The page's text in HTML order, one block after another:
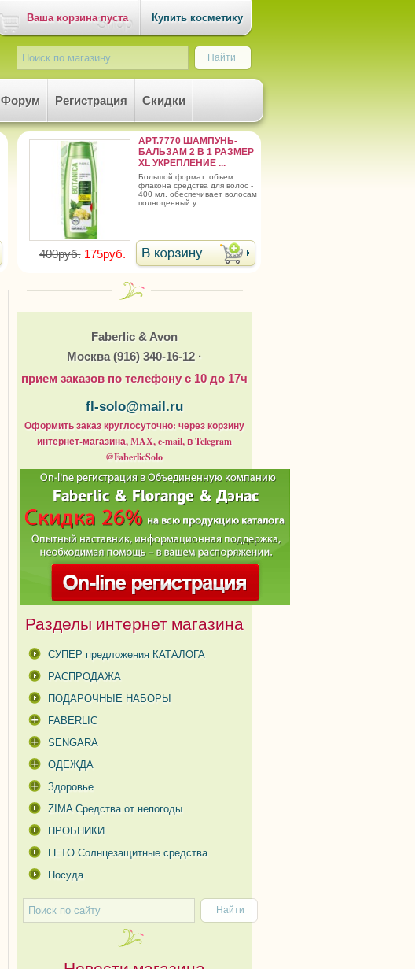
Форум Регистрация Скидки
АРТ.7770 ШАМПУНЬ-
БАЛЬЗАМ 2 В 1 РАЗМЕР
XL УКРЕПЛЕНИЕ ...
большой формат. объем
флакона средства для волос -
400 мл. обеспечивает волосам
полноценный у...
400руб. 175руб.
Faberlic & Avon
Москва (916) 340-16-12 ·
прием заказов по телефону с 10 до 17ч
fl-solo@mail.ru
Оформить заказ круглосуточно: через корзину
интернет-магазина, MAX, e-mail, в Telegram
@FaberlicSolo
Разделы интернет магазина
СУПЕР предложения КАТАЛОГА
РАСПРОДАЖА
ПОДАРОЧНЫЕ НАБОРЫ
FABERLIC
SENGARA
ОДЕЖДА
Здоровье
ZIMA Средства от непогоды
ПРОБНИКИ
LETO Солнцезащитные средства
Посуда
Ваша корзина пуста Купить косметику